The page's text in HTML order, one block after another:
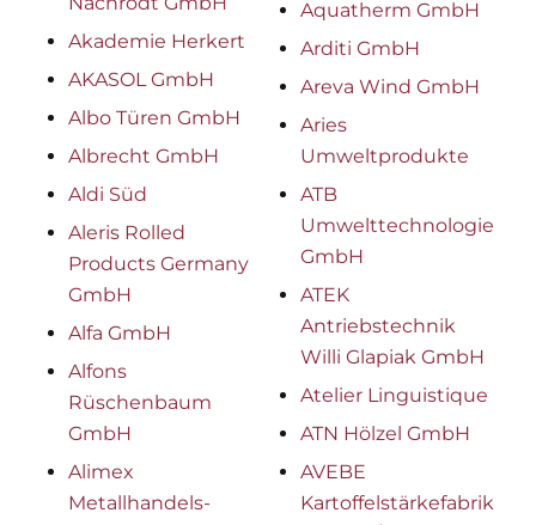
Akademie Herkert
AKASOL GmbH
Albo Türen GmbH
Albrecht GmbH
Aldi Süd
Aleris Rolled
Products Germany
GmbH
Alfa GmbH
Alfons
Rüschenbaum
GmbH
Alimex
Metallhandels-
Aquatherm GmbH
Arditi GmbH
Areva Wind GmbH
Aries
Umweltprodukte
ATB
Umwelttechnologien
GmbH
ATEK
Antriebstechnik
Willi Glapiak GmbH
Atelier Linguistique
ATN Hölzel GmbH
AVEBE
Kartoffelstärkefabrik